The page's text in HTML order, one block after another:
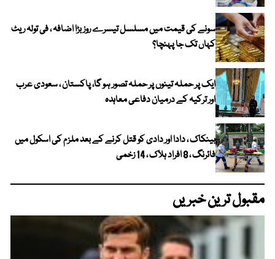
سونے کی قیمت میں مسلسل تیسرے روز بڑا اضافہ ، فی تولہ ریٹ
کہاں تک جا پہنچا؟
ایک پر حملہ تینوں پر حملہ تصور ہو گا، پاکستان ، سعودی عرب
اور ترکیہ کے درمیان دفاعی معاہدہ
بینکاک ، دادا اور دادی کو قتل کرنے کے بعد ملزم کی اسکول میں
فائرنگ ، 8 افراد ہلاک ، 14 زخمی
مقبول ترین خبریں